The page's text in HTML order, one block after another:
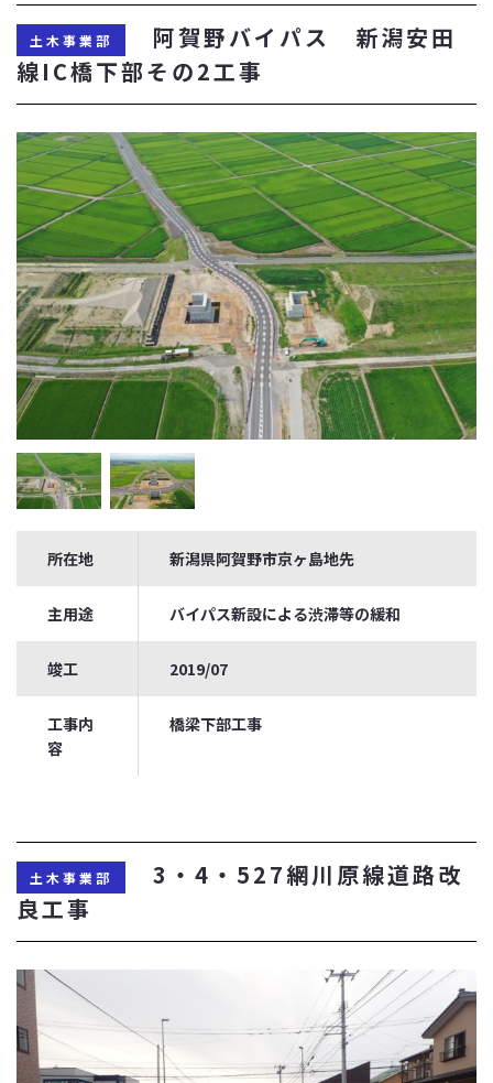
土木事業部
阿賀野バイパス 新潟安田
線IC橋下部その2工事
所在地 新潟県阿賀野市京ヶ島地先
主用途 バイパス新設による渋滞等の緩和
竣工 2019/07
工事内
容
橋梁下部工事
土木事業部
3・4・527網川原線道路改
良工事